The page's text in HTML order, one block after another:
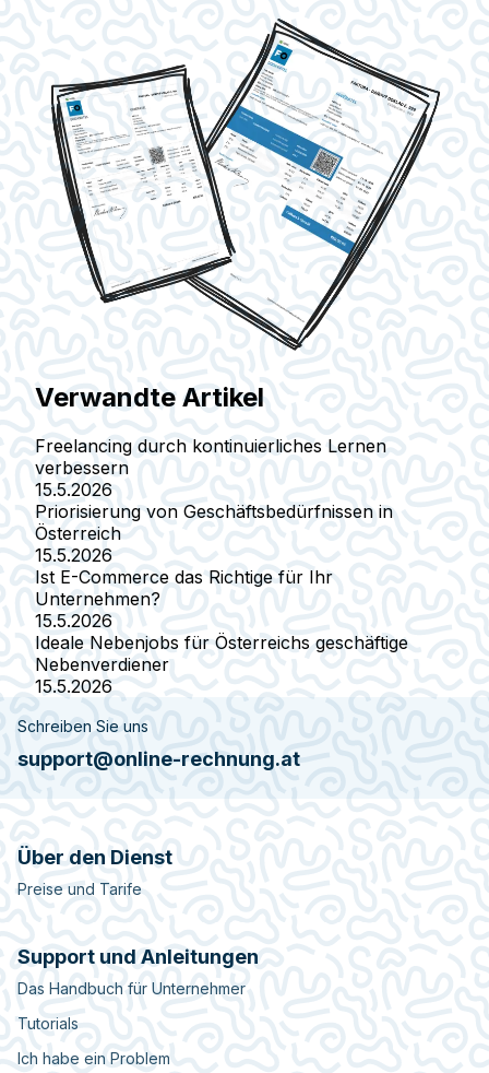
Verwandte Artikel
Freelancing durch kontinuierliches Lernen
verbessern
15.5.2026
Priorisierung von Geschäftsbedürfnissen in
Österreich
15.5.2026
Ist E-Commerce das Richtige für Ihr
Unternehmen?
15.5.2026
Ideale Nebenjobs für Österreichs geschäftige
Nebenverdiener
15.5.2026
Schreiben Sie uns
support@online-rechnung.at
Über den Dienst
Preise und Tarife
Support und Anleitungen
Das Handbuch für Unternehmer
Tutorials
Ich habe ein Problem